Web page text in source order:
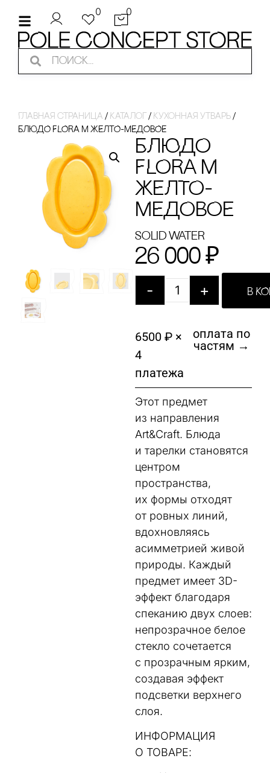
0 0
Главная страница / Каталог / Кухонная утварь /
БЛЮДО FLORA M ЖЕЛТО-МЕДОВОЕ
БЛЮДО
FLORA M
ЖЕЛТО-
МЕДОВОЕ
Solid Water
26 000 ₽
- + В
6500 ₽ ×
4
платежа
оплата по
частям →
Этот предмет
из направления
Art&Craft. Блюда
и тарелки становятся
центром
пространства,
их формы отходят
от ровных линий,
вдохновляясь
асимметрией живой
природы. Каждый
предмет имеет 3D-
эффект благодаря
спеканию двух слоев:
непрозрачное белое
стекло сочетается
с прозрачным ярким,
создавая эффект
подсветки верхнего
слоя.
ИНФОРМАЦИЯ
О ТОВАРЕ: